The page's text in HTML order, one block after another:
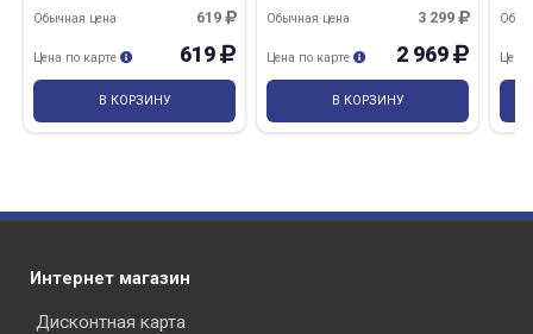
619
Обычная цена
619
Цена по карте
В КОРЗИНУ
3 299
Обычная цена
2 969
Цена по карте
В КОРЗИНУ
Цена
Интернет магазин
Дисконтная карта